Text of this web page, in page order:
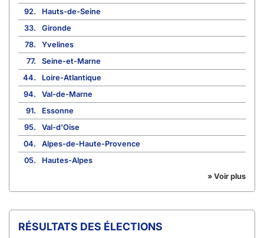
92.
Hauts-de-Seine
33.
Gironde
78.
Yvelines
77.
Seine-et-Marne
44.
Loire-Atlantique
94.
Val-de-Marne
91.
Essonne
95.
Val-d'Oise
04.
Alpes-de-Haute-Provence
05.
Hautes-Alpes
» Voir plus
RÉSULTATS DES ÉLECTIONS